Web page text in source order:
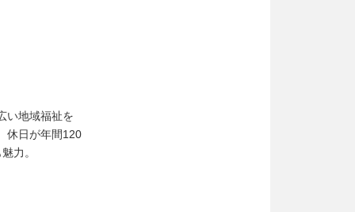
い地域福祉を
休日が年間120
力。